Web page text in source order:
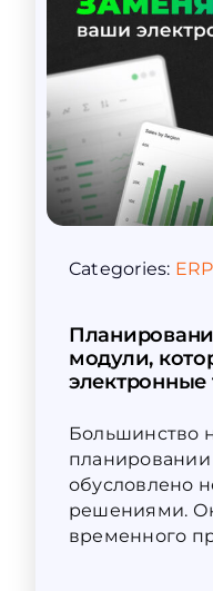
Categories: ERP
модули,
Большинство
планировании
обусловлено
решениями.
временного